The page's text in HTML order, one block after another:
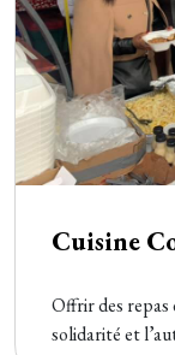
Cuisine
Offrir des
solidarité et